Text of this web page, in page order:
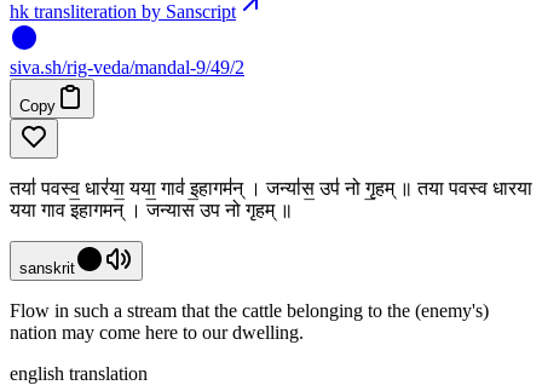
hk transliteration by Sanscript
siva.sh/rig-veda/mandal-9/49/2
Copy
तया॑ पवस्व॒ धार॑या॒ यया॒ गाव॑ इ॒हागम॑न् । जन्या॑स॒ उप॑ नो गृ॒हम् ॥ तया पवस्व धारया
यया गाव इहागमन् । जन्यास उप नो गृहम् ॥
sanskrit
Flow in such a stream that the cattle belonging to the (enemy's)
nation may come here to our dwelling.
english translation